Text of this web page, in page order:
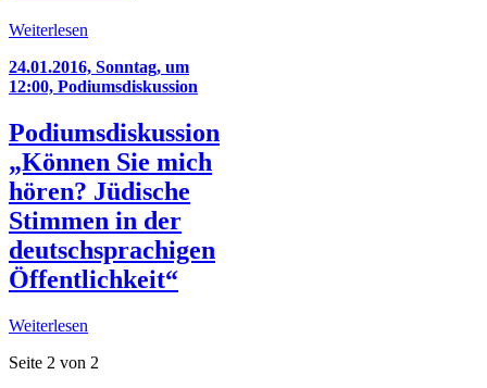
Weiterlesen
24.01.2016, Sonntag, um
12:00, Podiumsdiskussion
Podiumsdiskussion
„Können Sie mich
hören? Jüdische
Stimmen in der
deutschsprachigen
Öffentlichkeit“
Weiterlesen
Seite 2 von 2